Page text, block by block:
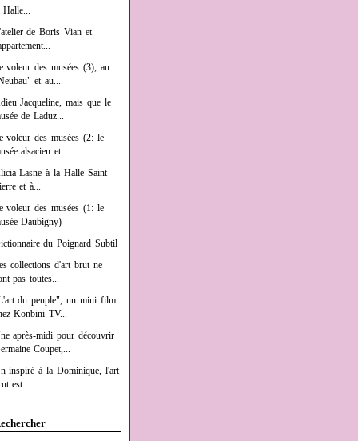
Halle...
de Boris Vian et
voleur des musées (3), au
et au...
Jacqueline, mais que le
de Laduz...
voleur des musées (2: le
alsacien et...
Lasne à la Halle Saint-
et à...
voleur des musées (1: le
Daubigny)
du Poignard Subtil
collections d'art brut ne
pas toutes...
du peuple", un mini film
Konbini TV...
après-midi pour découvrir
Coupet,...
inspiré à la Dominique, l'art
est...